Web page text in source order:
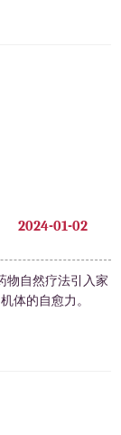
2024-01-02
物自然疗法引入家
体的自愈力。